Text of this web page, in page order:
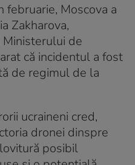
februarie, Moscova a
Zakharova,
de
că incidentul a fost
de regimul de la
ucraineni cred,
dronei dinspre
posibil